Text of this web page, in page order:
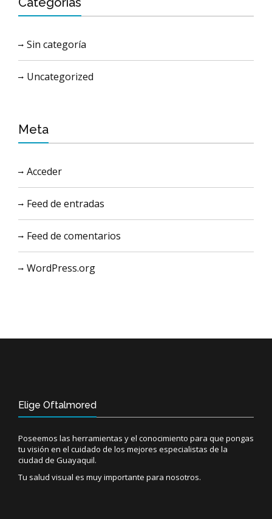
Sin categoría
Uncategorized
Meta
Acceder
Feed de entradas
Feed de comentarios
WordPress.org
Elige Oftalmored
Poseemos las herramientas y el conocimiento para que pongas
tu visión en el cuidado de los mejores especialistas de la
ciudad de Guayaquil.
Tu salud visual es muy importante para nosotros.